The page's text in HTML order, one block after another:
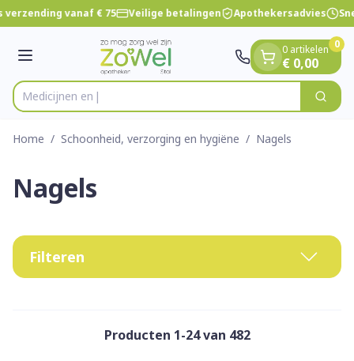
Ga naar de inhoud
1 van 1vanaf € 75 Veilige betalingen Apothekersadvies
Menu
Product, merk, categorie... Zoek
0 artikelen
€ 0,00
0
Home / Schoonheid, verzorging en hygiëne / Nagels
Nagels
Filteren
Producten 1-24van 482